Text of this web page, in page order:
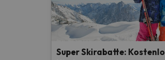
Super Skirabatte: